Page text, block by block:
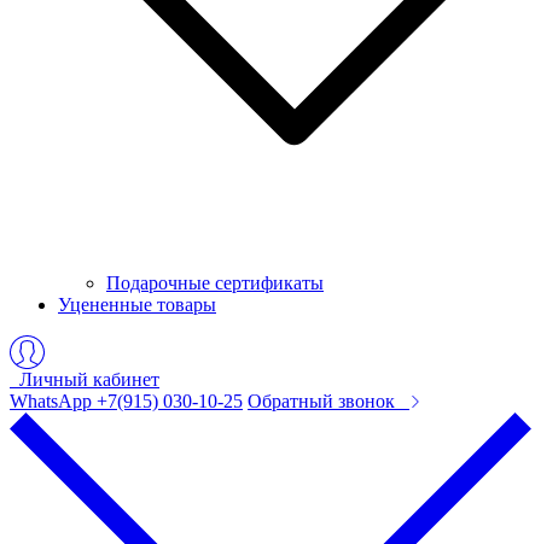
Подарочные сертификаты
Уцененные товары
Личный кабинет
WhatsApp +7(915) 030-10-25 Обратный звонок